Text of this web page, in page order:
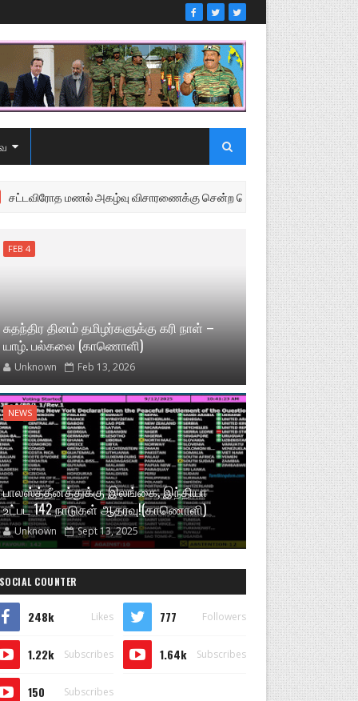
அகழ்வு விசாரணைக்கு சென்ற பொலிஸை மோதிய உழவு இயந்திரம்
FEB 4
சுதந்திர தினம் தமிழர்களுக்கு கரி நாள் –
யாழ். பல்கலை (காணொளி)
Unknown Feb 13, 2026
NEWS
பாலஸ்த்தீனத்துக்கு இலங்கை, இந்தியா
உட்பட 142 நாடுகள் ஆதரவு!(காணொளி)
Unknown Sept 13, 2025
SOCIAL COUNTER
248k Likes 777 Followers
1.22k Subscribes 1.64k Subscribes
150 Subscribes